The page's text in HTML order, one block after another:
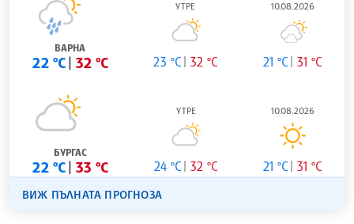
ВАРНА
22 °C 32 °C
УТРЕ
23 °C 32 °C
10.08.2026
21 °C 31 °C
БУРГАС
22 °C 33 °C
УТРЕ
24 °C 32 °C
10.08.2026
21 °C 31 °C
ВИЖ ПЪЛНАТА ПРОГНОЗА